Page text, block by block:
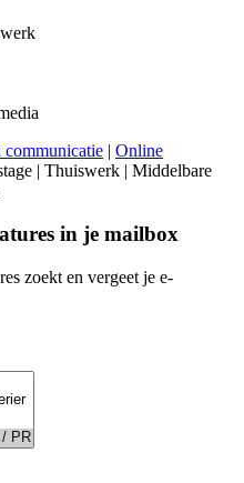
communicatie | Online
| Thuiswerk | Middelbare
in je mailbox
zoekt en vergeet je e-